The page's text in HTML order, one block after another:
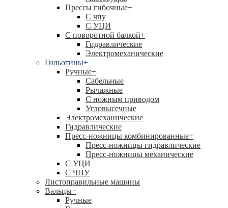
Прессы гибочные+
C чпу
С УЦИ
С поворотной балкой+
Гидравлические
Электромеханические
Гильотины+
Ручные+
Сабельные
Рычажные
С ножным приводом
Угловысечные
Электромеханические
Гидравлические
Пресс-ножницы комбинированные+
Пресс-ножницы гидравлические
Пресс-ножницы механические
С УЦИ
С ЧПУ
Листоправильные машины
Вальцы+
Ручные